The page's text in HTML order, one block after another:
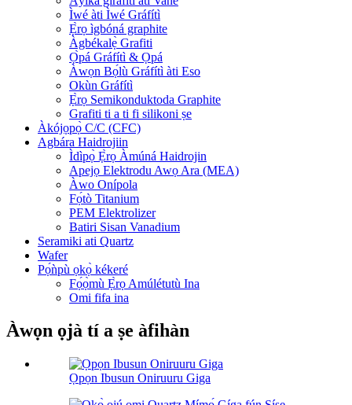
Ìwé àti Ìwé Gráfítì
Ẹ̀rọ ìgbóná graphite
Àgbékalẹ̀ Grafiti
Ọ̀pá Gráfítì & Ọpá
Àwọn Bọ́lù Gráfítì àti Eso
Okùn Gráfítì
Ẹ̀rọ Semikonduktoda Graphite
Grafiti ti a ti fi silikoni ṣe
Àkójọpọ̀ C/C (CFC)
Agbára Haidrojiin
Ìdìpọ̀ Ẹ̀rọ Àmúná Haidrojin
Apejọ Elektrodu Awọ Ara (MEA)
Àwo Onípola
Fọ́tò Titanium
PEM Elektrolizer
Batiri Sisan Vanadium
Seramiki ati Quartz
Wafer
Pọ́ǹpù ọkọ̀ kékeré
Fọ́ọ̀mù Ẹ̀rọ Amúlétutù Ina
Omi fifa ina
Àwọn ọjà tí a ṣe àfihàn
Ọpọn Ibusun Oniruuru Giga